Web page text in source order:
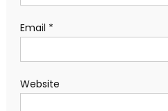
Email *
Website